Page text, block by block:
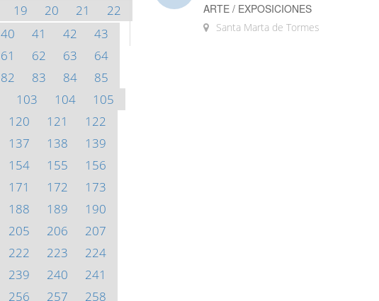
19 20 21
22
40 41 42
43
61 62 63
64
82 83 84
85
103 104
105
120 121
122
137 138
139
154 155
156
171 172
173
188 189
190
205 206
207
222 223
224
239 240
241
256 257 258
ARTE / EXPOSICIONES
Santa Marta de Tormes